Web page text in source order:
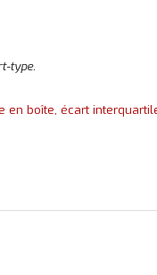
type.
en boîte, écart